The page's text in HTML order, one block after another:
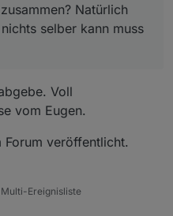
Natürlich
selber kann muss
Voll
vom Eugen.
veröffentlicht.
Ereignisliste